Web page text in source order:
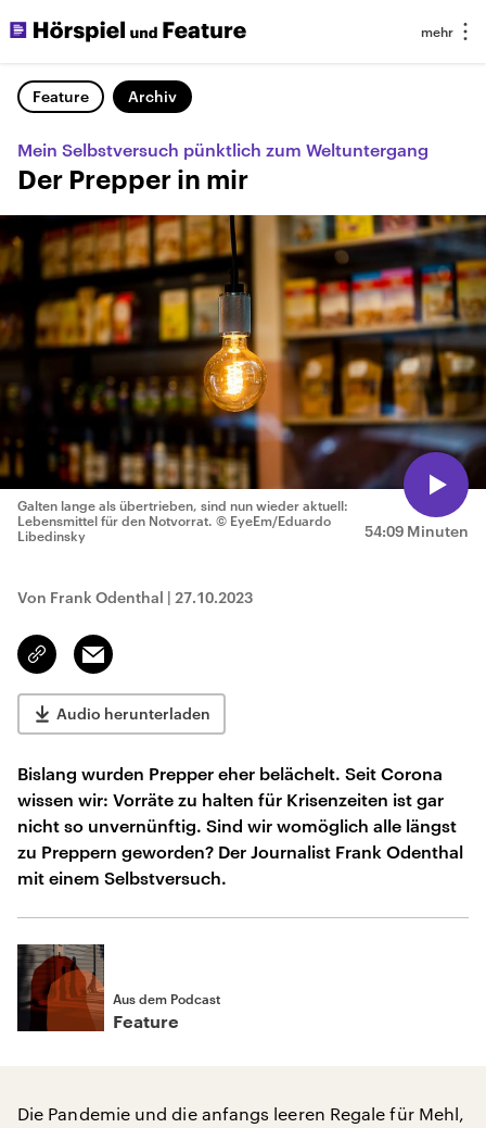
Feature Archiv
Mein Selbstversuch pünktlich zum Weltuntergang
Der Prepper in mir
54:09 Minuten
Galten lange als übertrieben, sind nun wieder aktuell:
Lebensmittel für den Notvorrat. © EyeEm/Eduardo
Libedinsky
Von Frank Odenthal | 27.10.2023
Link
kopieren/teilen
Email
Audio herunterladen
Bislang wurden Prepper eher belächelt. Seit Corona
wissen wir: Vorräte zu halten für Krisenzeiten ist gar
nicht so unvernünftig. Sind wir womöglich alle längst
zu Preppern geworden? Der Journalist Frank Odenthal
mit einem Selbstversuch.
Aus dem Podcast
Feature
Die Pandemie und die anfangs leeren Regale für Mehl,